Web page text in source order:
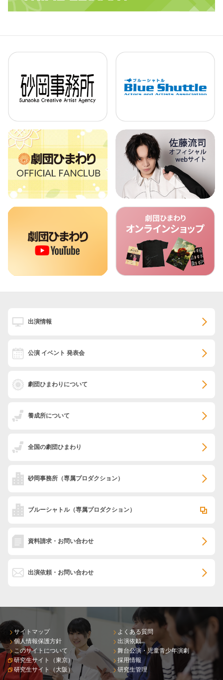
出演情報
公演 イベント 発表会
劇団ひまわりについて
養成所について
全国の劇団ひまわり
砂岡事務所 （専属プロダクション）
ブルーシャトル（専属プロダクション）
資料請求・お問い合わせ
出演依頼・お問い合わせ
サイトマップ
個人情報保護方針
このサイトについて
研究生サイト（東京）
研究生サイト（大阪）
よくある質問
出演依頼
舞台公演・児童青少年演劇
採用情報
研究生管理